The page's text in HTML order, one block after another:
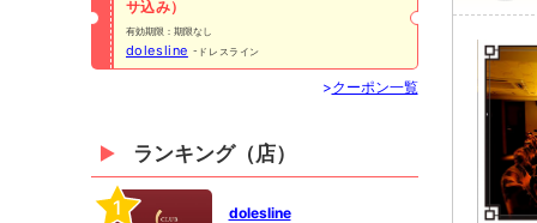
サ込み）
有効期限：期限なし
dolesline ドレスライン
>クーポン一覧
ランキング（店）
1 dolesline